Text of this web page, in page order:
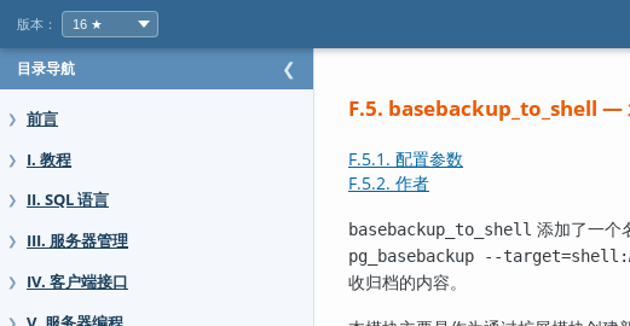
版本：
目录导航 ❮
❯ 前言
❯ I. 教程
❯ II. SQL 语言
❯ III. 服务器管理
❯ IV. 客户端接口
❯
F.5. basebackup_to_shell
F.5.1. 配置参数
F.5.2. 作者
basebackup_to_shell 添加了一个
pg_basebackup --target=shell:
收归档的内容。